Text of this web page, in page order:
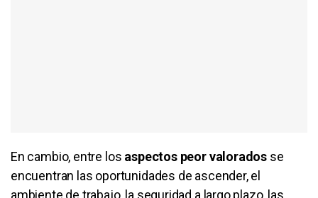
En cambio, entre los aspectos peor valorados se
encuentran las oportunidades de ascender, el
ambiente de trabajo, la seguridad a largo plazo, las